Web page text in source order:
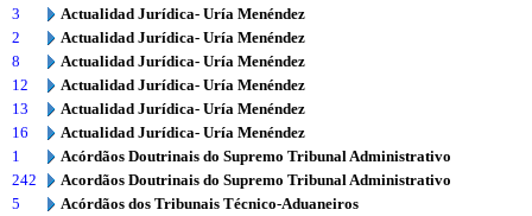
3
Actualidad Jurídica- Uría Menéndez
2
Actualidad Jurídica- Uría Menéndez
8
Actualidad Jurídica- Uría Menéndez
12
Actualidad Jurídica- Uría Menéndez
13
Actualidad Jurídica- Uría Menéndez
16
Actualidad Jurídica- Uría Menéndez
1
Acórdãos Doutrinais do Supremo Tribunal Administrativo
242
Acordãos Doutrinais do Supremo Tribunal Administrativo
5
Acórdãos dos Tribunais Técnico-Aduaneiros